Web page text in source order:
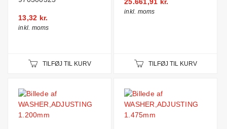
13,32 kr.
inkl. moms
TILFØJ TIL KURV
inkl. moms
TILFØJ TIL KURV